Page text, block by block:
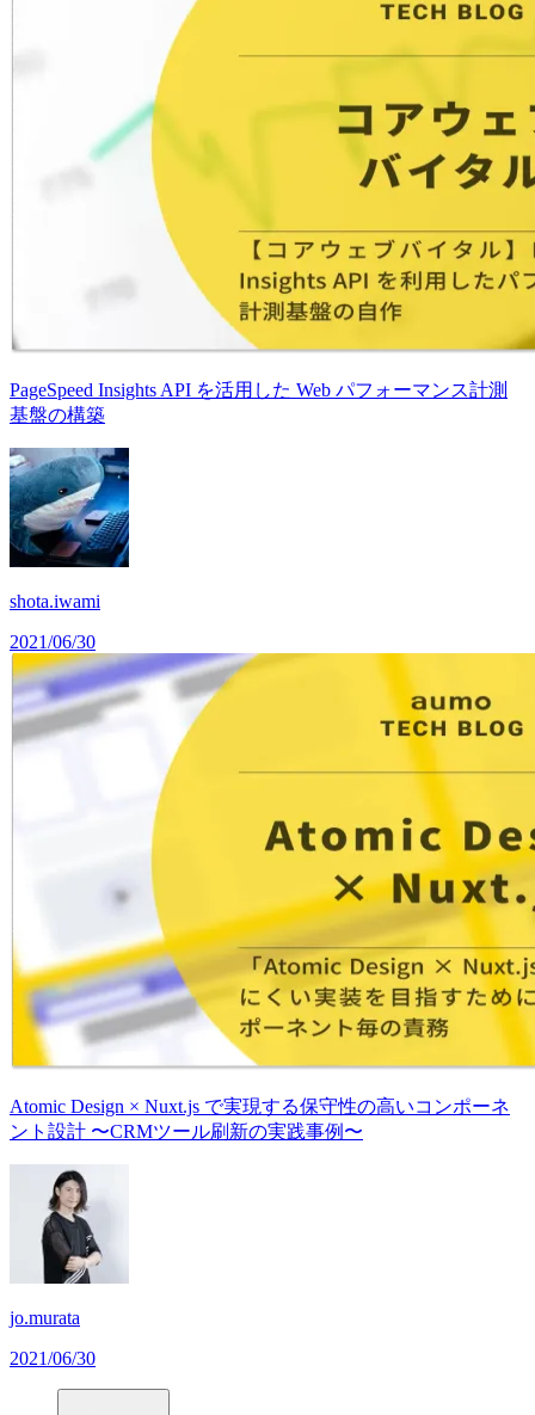
PageSpeed Insights API を活用した Web パフォーマンス計測
基盤の構築
shota.iwami
2021/06/30
Atomic Design × Nuxt.js で実現する保守性の高いコンポーネ
ント設計 〜CRMツール刷新の実践事例〜
jo.murata
2021/06/30